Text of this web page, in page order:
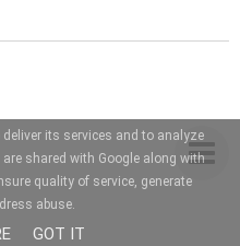
its services and to analyze
shared with Google along with
quality of service, generate
abuse.
GOT IT